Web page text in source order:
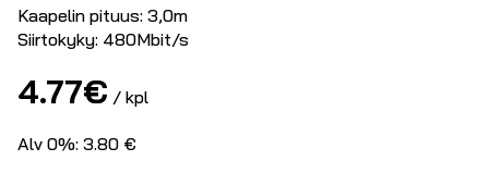
Kaapelin pituus: 3,0m
Siirtokyky: 480Mbit/s
4.77€ / kpl
Alv 0%: 3.80 €